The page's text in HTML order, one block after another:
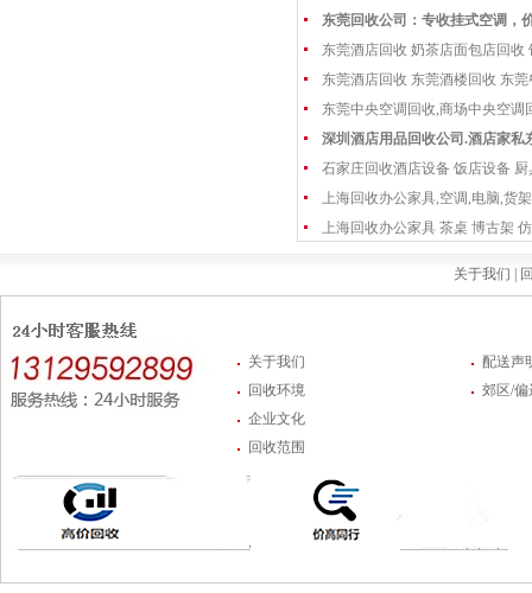
东莞回收公司：专收挂式空调，
东莞酒店回收 奶茶店面包店回收
东莞酒店回收 东莞酒楼回收 东
东莞中央空调回收,商场中央空调
深圳酒店用品回收公司.酒店家私
石家庄回收酒店设备 饭店设备 厨
上海回收办公家具,空调,电脑,货
上海回收办公家具 茶桌 博古架
关于我们 |
关于我们
回收环境
企业文化
回收范围
配送声
郊区/